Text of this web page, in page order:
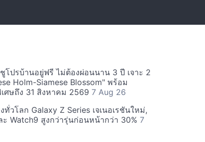
โปรบ้านอยู่ฟรี ไม่ต้องผ่อนนาน 3 ปี เจาะ 2
Holm-Siamese Blossom" พร้อม
ศษถึง 31 สิงหาคม 2569 7 Aug 26
ทั่วโลก Galaxy Z Series เจเนอเรชันใหม่,
Watch9 สูงกว่ารุ่นก่อนหน้ากว่า 30% 7